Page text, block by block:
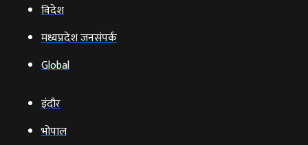
विदेश
मध्यप्रदेश जनसंपर्क
Global
इंदौर
भोपाल